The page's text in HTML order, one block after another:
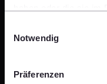
Notwendig
Präferenzen